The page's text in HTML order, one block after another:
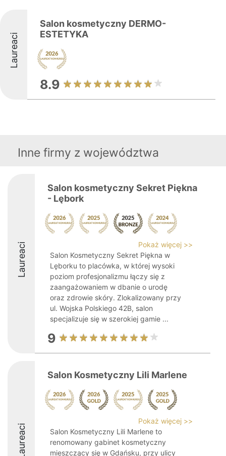
Laureaci
Salon kosmetyczny DERMO-
ESTETYKA
8.9
Inne firmy z województwa
Laureaci
Salon kosmetyczny Sekret Piękna
- Lębork
Pokaż więcej >>
Salon Kosmetyczny Sekret Piękna w
Lęborku to placówka, w której wysoki
poziom profesjonalizmu łączy się z
zaangażowaniem w dbanie o urodę
oraz zdrowie skóry. Zlokalizowany przy
ul. Wojska Polskiego 42B, salon
specjalizuje się w szerokiej gamie ...
9
Laureaci
Salon Kosmetyczny Lili Marlene
Pokaż więcej >>
Salon Kosmetyczny Lili Marlene to
renomowany gabinet kosmetyczny
mieszczący się w Gdańsku, przy ulicy